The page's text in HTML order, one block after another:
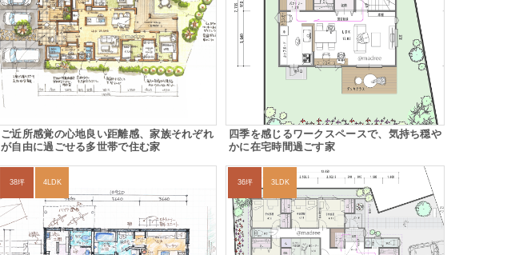
ご近所感覚の心地良い距離感、家族それぞれ
が自由に過ごせる多世帯で住む家
四季を感じるワークスペースで、気持ち穏や
かに在宅時間過ごす家
38坪 4LDK 36坪 3LDK